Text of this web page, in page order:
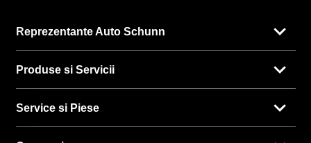
Reprezentante Auto Schunn
Produse si Servicii
Service si Piese